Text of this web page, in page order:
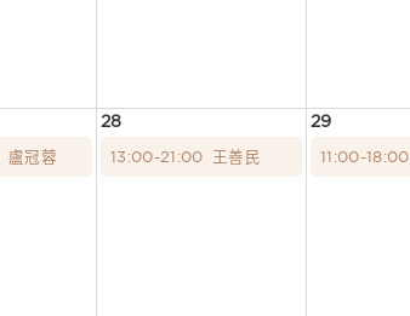
28 29
盧冠蓉 13:00-21:00 王善民 11:00-18:00